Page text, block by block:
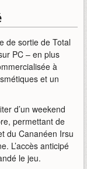
de sortie de Total
PC – en plus
à
et un
d’un weekend
permettant de
du Cananéen Irsu
L’accès anticipé
le jeu.